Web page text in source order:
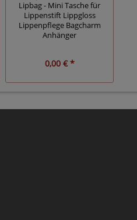
Lipbag - Mini Tasche für
Lippenstift Lippgloss
Lippenpflege Bagcharm
Anhänger
0,00 € *